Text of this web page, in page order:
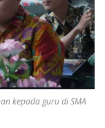
kepada guru di SMA